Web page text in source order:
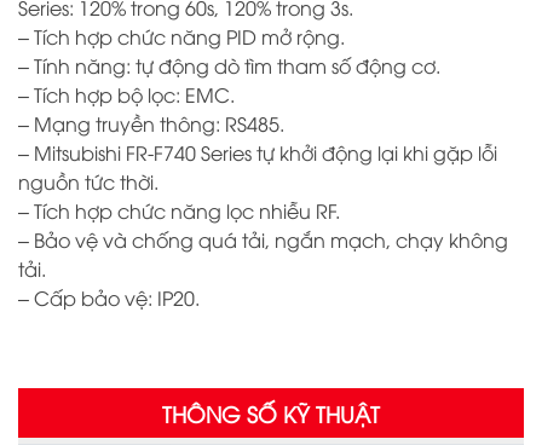
Series: 120% trong 60s, 120% trong 3s.
– Tích hợp chức năng PID mở rộng.
– Tính năng: tự động dò tìm tham số động cơ.
– Tích hợp bộ lọc: EMC.
– Mạng truyền thông: RS485.
– Mitsubishi FR-F740 Series tự khởi động lại khi gặp lỗi
nguồn tức thời.
– Tích hợp chức năng lọc nhiễu RF.
– Bảo vệ và chống quá tải, ngắn mạch, chạy không
tải.
– Cấp bảo vệ: IP20.
THÔNG SỐ KỸ THUẬT